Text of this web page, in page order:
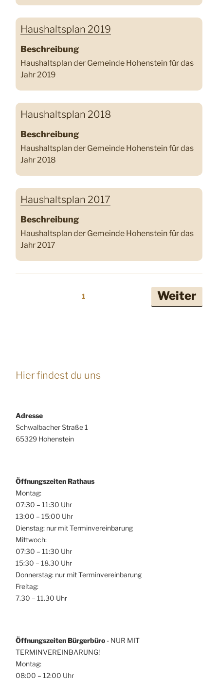
Haushaltsplan 2019
Beschreibung
Haushaltsplan der Gemeinde Hohenstein für das
Jahr 2019
Haushaltsplan 2018
Beschreibung
Haushaltsplan der Gemeinde Hohenstein für das
Jahr 2018
Haushaltsplan 2017
Beschreibung
Haushaltsplan der Gemeinde Hohenstein für das
Jahr 2017
Seitennummerierung
1 Weiter
Hier findest du uns
Adresse
Schwalbacher Straße 1
65329 Hohenstein
Öffnungszeiten Rathaus
Montag:
07:30 – 11:30 Uhr
13:00 – 15:00 Uhr
Dienstag: nur mit Terminvereinbarung
Mittwoch:
07:30 – 11:30 Uhr
15:30 – 18.30 Uhr
Donnerstag: nur mit Terminvereinbarung
Freitag:
7.30 – 11.30 Uhr
Öffnungszeiten Bürgerbüro - NUR MIT
TERMINVEREINBARUNG!
Montag:
08:00 – 12:00 Uhr